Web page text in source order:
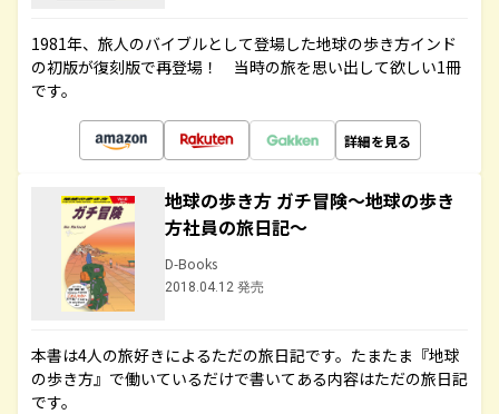
1981年、旅人のバイブルとして登場した地球の歩き方インド
の初版が復刻版で再登場！ 当時の旅を思い出して欲しい1冊
です。
詳細を見る
地球の歩き方 ガチ冒険～地球の歩き
方社員の旅日記～
D-Books
2018.04.12 発売
本書は4人の旅好きによるただの旅日記です。たまたま『地球
の歩き方』で働いているだけで書いてある内容はただの旅日記
です。